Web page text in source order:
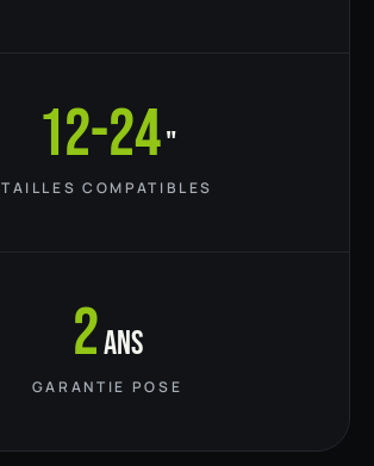
12-24"
TAILLES COMPATIBLES
2ans
GARANTIE POSE